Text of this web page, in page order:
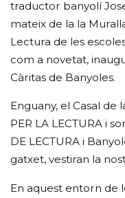
traductor banyolí
mateix de la la
Lectura de les
com a novetat,
Càritas de Banyoles.
Enguany, el Casal de
PER LA LECTURA i
DE LECTURA i
gatxet, vestiran la
En aquest entorn de